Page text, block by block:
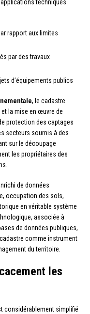
techniques
rapport aux limites
par des travaux
d’équipements publics
, le cadastre
la mise en œuvre de
protection des captages
secteurs soumis à des
sur le découpage
les propriétaires des
de données
occupation des sols,
en véritable système
associée à
de données publiques,
comme instrument
du territoire.
les
considérablement simplifié